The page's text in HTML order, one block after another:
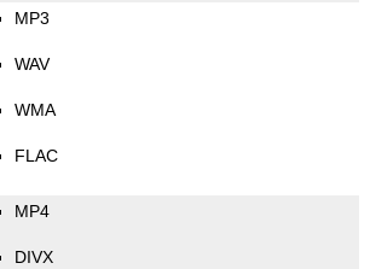
MP3
WAV
WMA
FLAC
MP4
DIVX